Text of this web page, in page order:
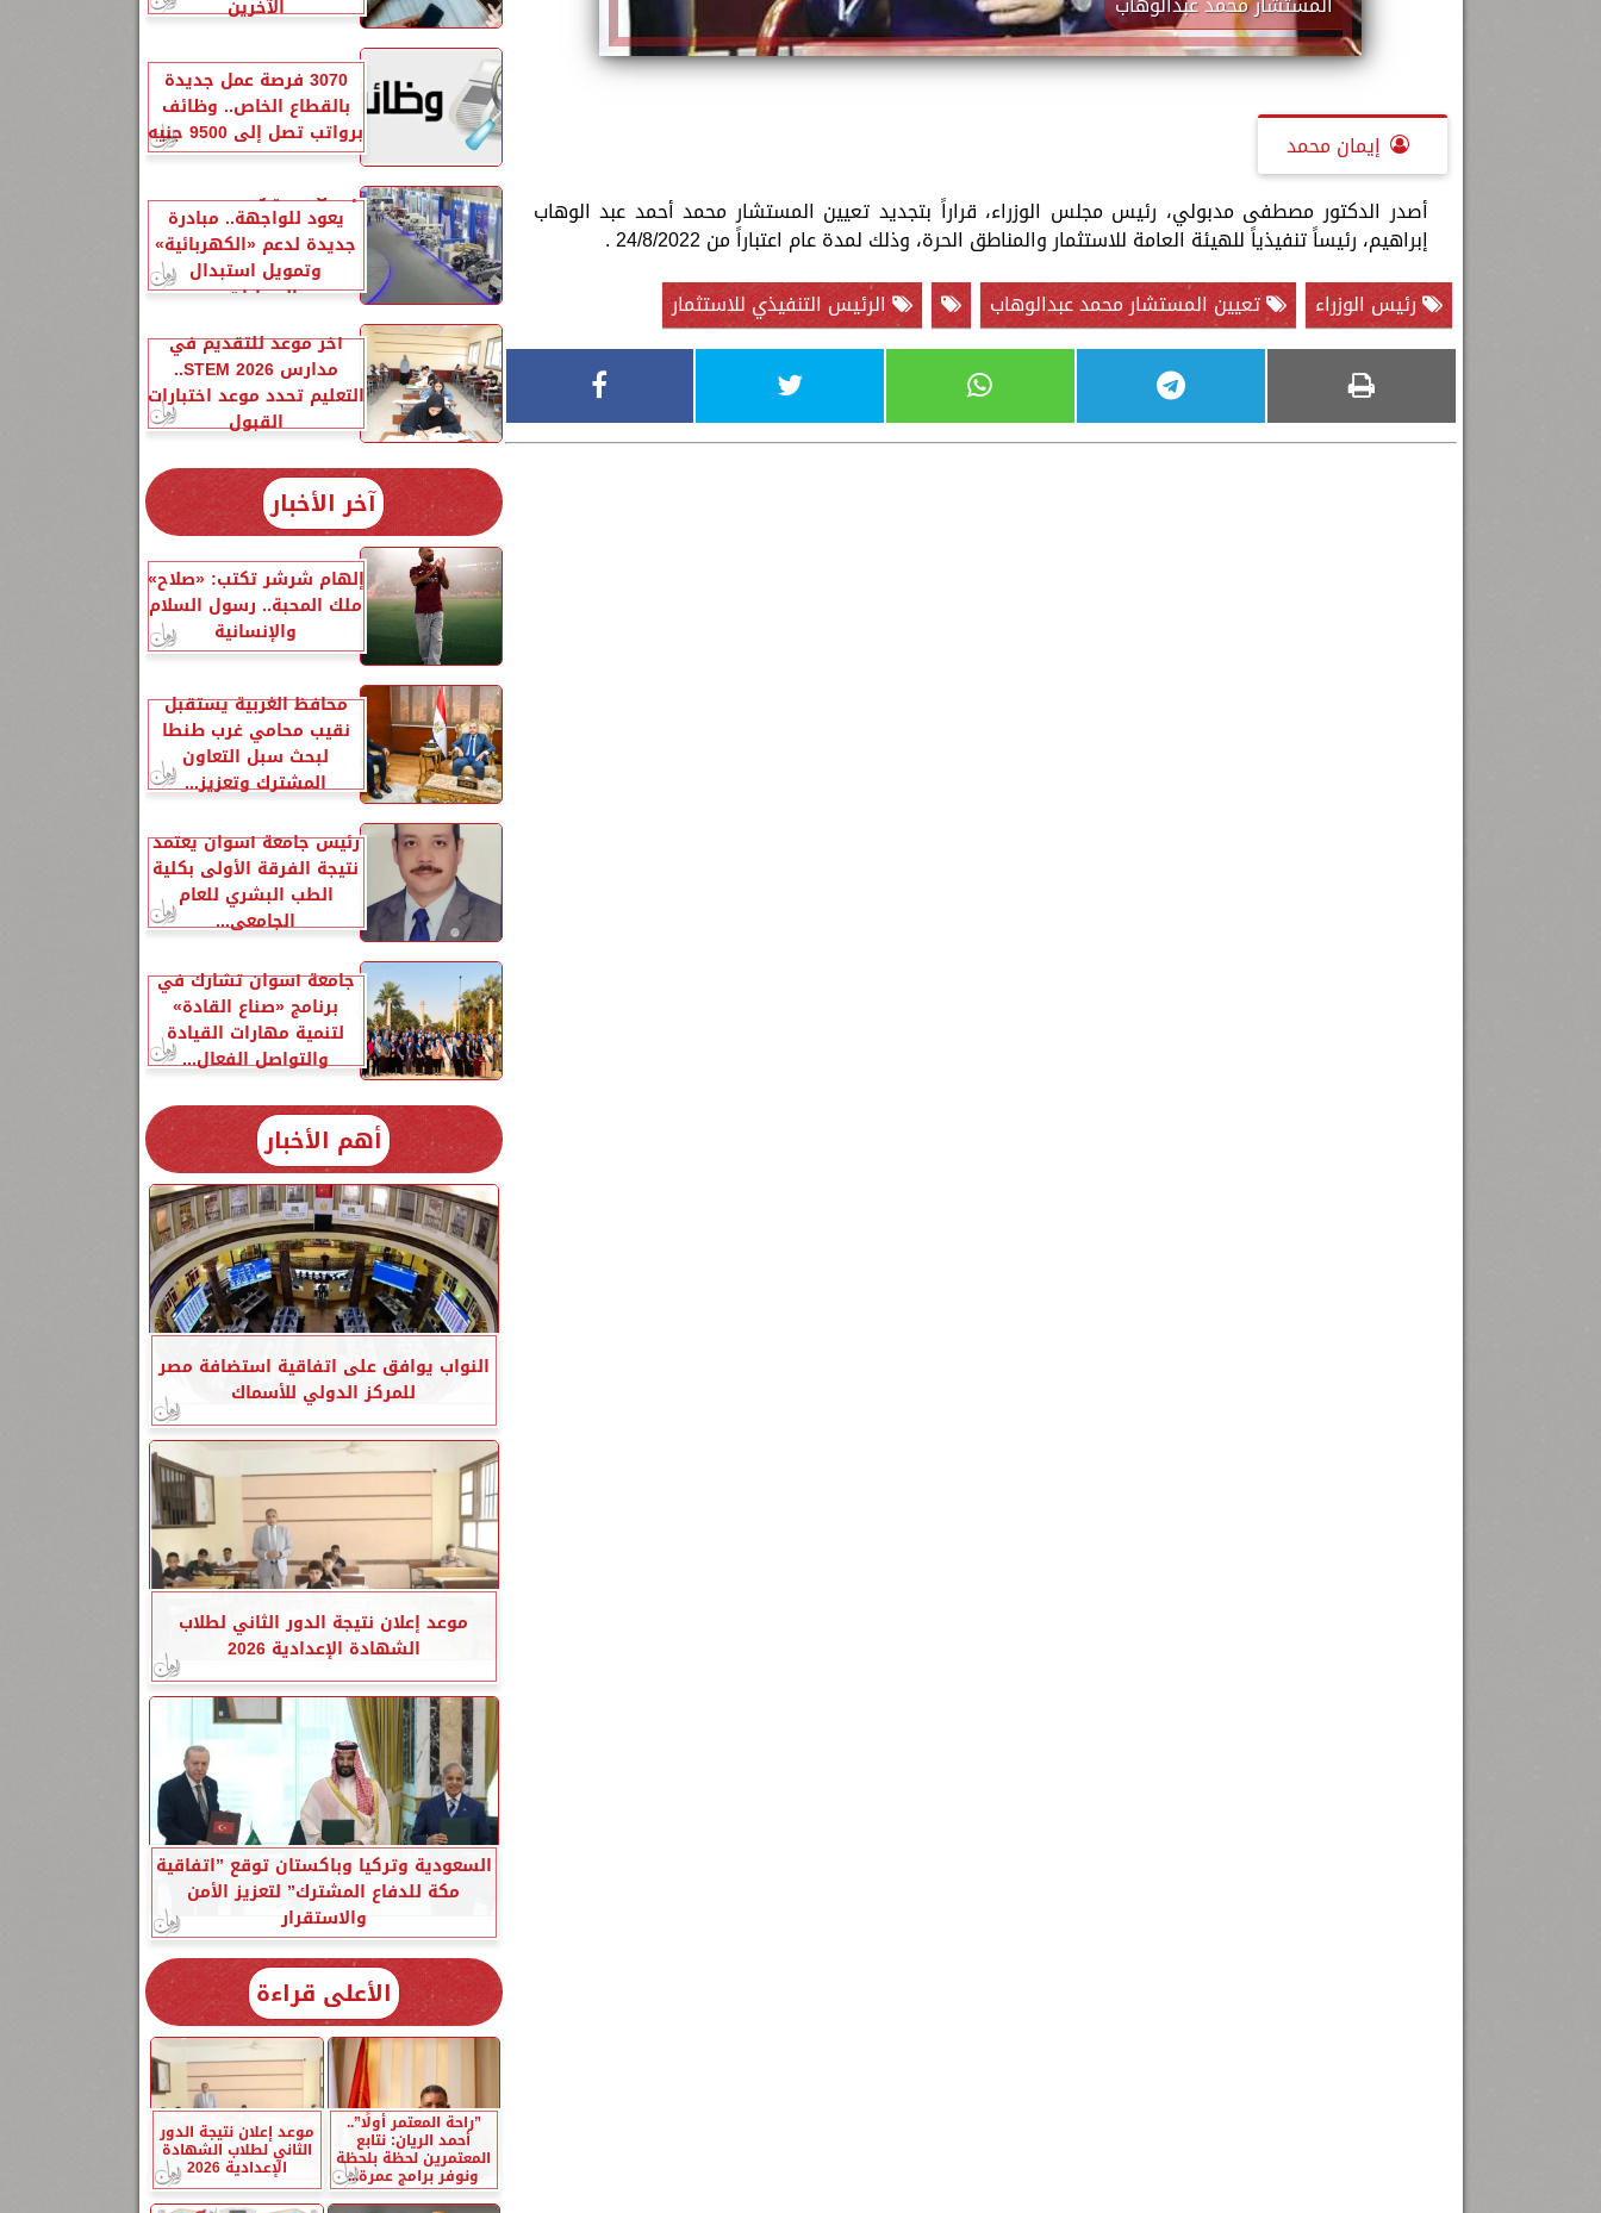
إيمان محمد
أصدر الدكتور مصطفى مدبولي، رئيس مجلس الوزراء، قراراً بتجديد تعيين المستشار محمد أحمد عبد الوهاب
إبراهيم، رئيساً تنفيذياً للهيئة العامة للاستثمار والمناطق الحرة، وذلك لمدة عام اعتباراً من 24/8/2022 .
رئيس الوزراء
تعيين المستشار محمد عبدالوهاب الرئيس التنفيذي للاستثمار
الآخرين
3070 فرصة عمل جديدة
بالقطاع الخاص.. وظائف
برواتب تصل إلى 9500 جنيه
إحلال السيارات المتهالكة
يعود للواجهة.. مبادرة
جديدة لدعم «الكهربائية»
وتمويل استبدال
السيارات...
آخر موعد للتقديم في
مدارس STEM 2026..
التعليم تحدد موعد اختبارات
القبول
آخر الأخبار
إلهام شرشر تكتب: «صلاح»
ملك المحبة.. رسول السلام
والإنسانية
محافظ الغربية يستقبل
نقيب محامي غرب طنطا
لبحث سبل التعاون
المشترك وتعزيز...
رئيس جامعة أسوان يعتمد
نتيجة الفرقة الأولى بكلية
الطب البشري للعام
الجامعي...
جامعة أسوان تشارك في
برنامج «صناع القادة»
لتنمية مهارات القيادة
والتواصل الفعال...
أهم الأخبار
النواب يوافق على اتفاقية استضافة مصر
للمركز الدولي للأسماك
موعد إعلان نتيجة الدور الثاني لطلاب
الشهادة الإعدادية 2026
السعودية وتركيا وباكستان توقع ”اتفاقية
مكة للدفاع المشترك” لتعزيز الأمن
والاستقرار
الأعلى قراءة
”راحة المعتمر أولًا”..
أحمد الريان: نتابع
المعتمرين لحظة بلحظة
ونوفر برامج عمرة...
موعد إعلان نتيجة الدور
الثاني لطلاب الشهادة
الإعدادية 2026